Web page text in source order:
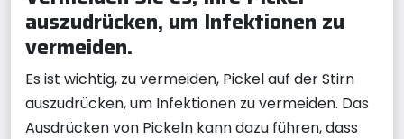
auszudrücken, um Infektionen zu
vermeiden.
Es ist wichtig, zu vermeiden, Pickel auf der Stirn
auszudrücken, um Infektionen zu vermeiden. Das
Ausdrücken von Pickeln kann dazu führen, dass